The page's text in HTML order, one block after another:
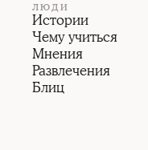
ЛЮДИ
Истории
Чему учиться
Мнения
Развлечения
Блиц